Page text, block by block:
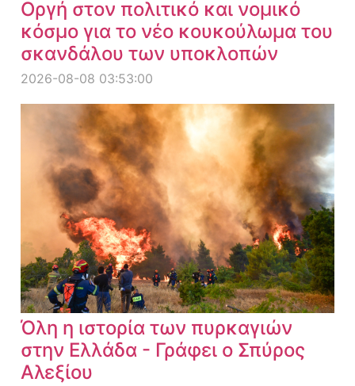
Οργή στον πολιτικό και νομικό
κόσμο για το νέο κουκούλωμα του
σκανδάλου των υποκλοπών
2026-08-08 03:53:00
Όλη η ιστορία των πυρκαγιών
στην Ελλάδα - Γράφει ο Σπύρος
Αλεξίου